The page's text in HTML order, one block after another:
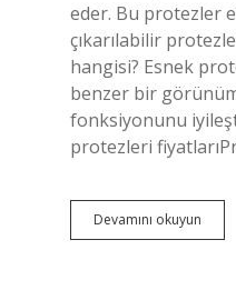
eder. Bu protezler
çıkarılabilir
hangisi? Esnek
benzer bir
fonksiyonunu
protezleri
Devamını okuyun
Protez